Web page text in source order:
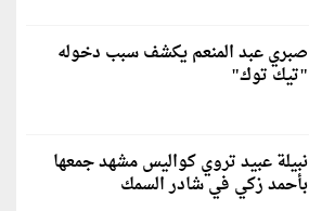
صبري عبد المنعم يكشف سبب دخوله
"تيك توك"
نبيلة عبيد تروي كواليس مشهد جمعها
بأحمد زكي في شادر السمك